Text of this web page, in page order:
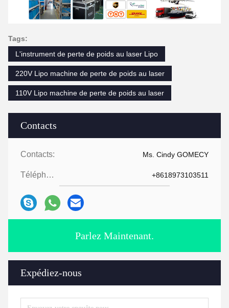
Contacts
Contacts: Ms. Cindy GOMECY
Téléphone: +8618973103511
Parlez Maintenant.
Expédiez-nous
Tags:
L'instrument de perte de poids au laser Lipo
220V Lipo machine de perte de poids au laser
110V Lipo machine de perte de poids au laser